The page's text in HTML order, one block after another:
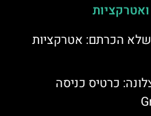
שלא הכרתם: אטרקציות
כרטיס כניסה